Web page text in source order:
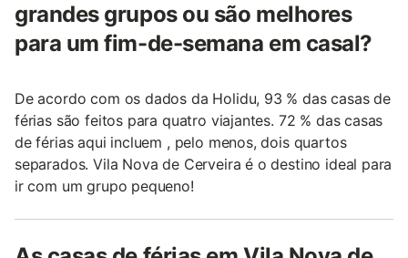
grandes grupos ou são melhores
para um fim-de-semana em casal?
De acordo com os dados da Holidu, 93 % das casas de
férias são feitos para quatro viajantes. 72 % das casas
de férias aqui incluem , pelo menos, dois quartos
separados. Vila Nova de Cerveira é o destino ideal para
ir com um grupo pequeno!